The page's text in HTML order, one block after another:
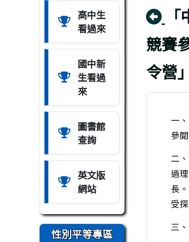
高中生
看過來
國中新
生看過
來
圖書館
查詢
英文版
網站
性別平等專區
競賽
令營
一
參閱
二
過
長
受
三